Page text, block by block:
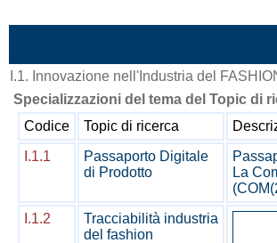
I.1. Innovazione nell'Industria del
Specializzazioni del tema del Topic di
Codice
Topic di ricerca
I.1.1
Passaporto Digitale
di Prodotto
La
I.1.2
Tracciabilità industria
del fashion